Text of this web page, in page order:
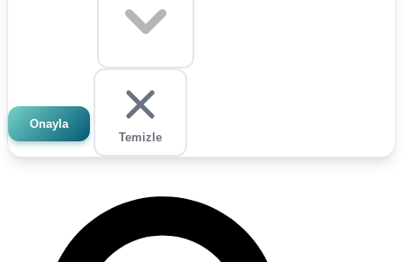
Onayla
Temizle